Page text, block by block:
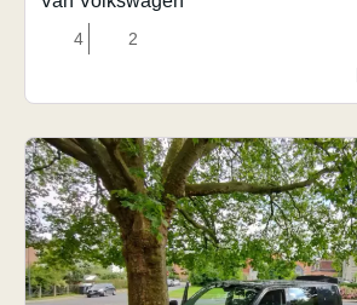
4 2